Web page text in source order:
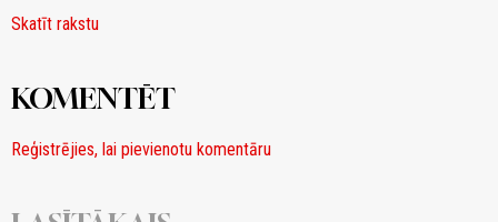
Skatīt rakstu
KOMENTĒT
Reģistrējies, lai pievienotu komentāru